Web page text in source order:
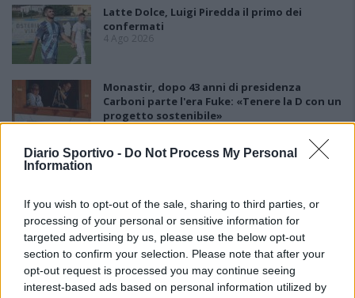
Diario Sportivo - Do Not Process My Personal
Information
If you wish to opt-out of the sale, sharing to third parties, or
processing of your personal or sensitive information for
targeted advertising by us, please use the below opt-out
section to confirm your selection. Please note that after your
opt-out request is processed you may continue seeing
interest-based ads based on personal information utilized by
Latte Dolce, Luigi Piredda il primo dei
confermati
4 Ago 2026
Monastir, dopo 43 anni di presidenza
Carboni parte l'era Fuke: «Tenere la D con un
progetto sostenibile»
4 Ago 2026
Lnd, il nodo ripescaggi non si scioglie: